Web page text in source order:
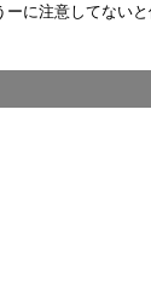
に注意してない